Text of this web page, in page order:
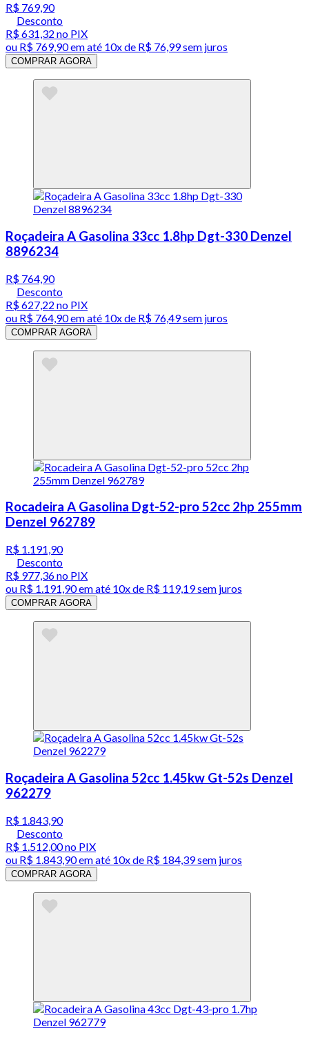
R$ 769,90
Desconto
R$ 631,32 no PIX
ou R$ 769,90em até 10x de R$ 76,99 sem juros
COMPRAR AGORA
Roçadeira A Gasolina 33cc 1.8hp Dgt-330 Denzel
8896234
R$ 764,90
Desconto
R$ 627,22 no PIX
ou R$ 764,90em até 10x de R$ 76,49 sem juros
COMPRAR AGORA
Rocadeira A Gasolina Dgt-52-pro 52cc 2hp 255mm
Denzel 962789
R$ 1.191,90
Desconto
R$ 977,36no PIX
ou R$ 1.191,90em até 10x de R$ 119,19 sem juros
COMPRAR AGORA
Roçadeira A Gasolina 52cc 1.45kw Gt-52s Denzel
962279
R$ 1.843,90
Desconto
R$ 1.512,00no PIX
ou R$ 1.843,90em até 10x de R$ 184,39 sem juros
COMPRAR AGORA